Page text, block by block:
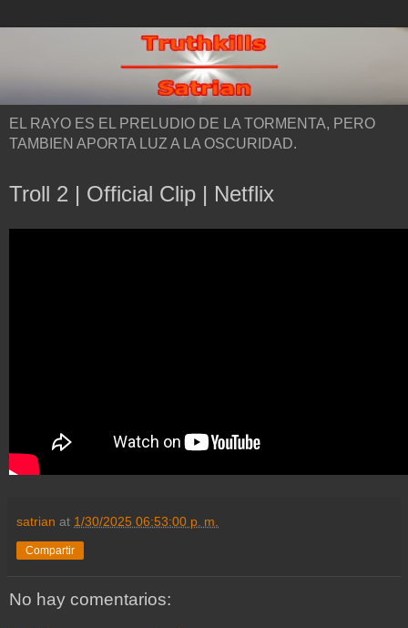
EL RAYO ES EL PRELUDIO DE LA TORMENTA, PERO
TAMBIEN APORTA LUZ A LA OSCURIDAD.
Troll 2 | Official Clip | Netflix
satrian at 1/30/2025 06:53:00 p. m.
Compartir
No hay comentarios: